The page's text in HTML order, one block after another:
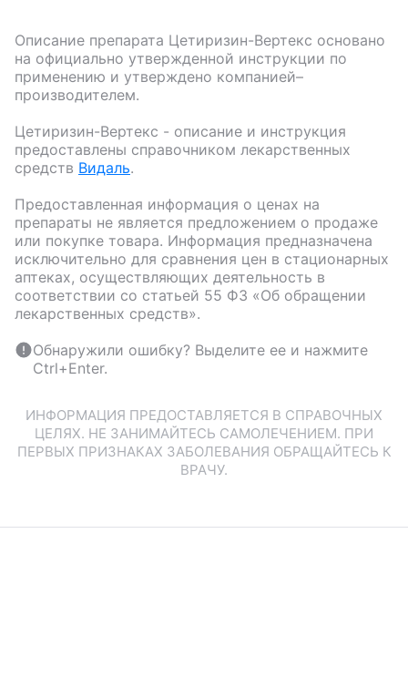
Описание препарата Цетиризин-Вертекс основано
на официально утвержденной инструкции по
применению и утверждено компанией–
производителем.
Цетиризин-Вертекс - описание и инструкция
предоставлены справочником лекарственных
средств Видаль.
Предоставленная информация о ценах на
препараты не является предложением о продаже
или покупке товара. Информация предназначена
исключительно для сравнения цен в стационарных
аптеках, осуществляющих деятельность в
соответствии со статьей 55 ФЗ «Об обращении
лекарственных средств».
Обнаружили ошибку? Выделите ее и нажмите
Ctrl+Enter.
ИНФОРМАЦИЯ ПРЕДОСТАВЛЯЕТСЯ В СПРАВОЧНЫХ
ЦЕЛЯХ. НЕ ЗАНИМАЙТЕСЬ САМОЛЕЧЕНИЕМ. ПРИ
ПЕРВЫХ ПРИЗНАКАХ ЗАБОЛЕВАНИЯ ОБРАЩАЙТЕСЬ К
ВРАЧУ.